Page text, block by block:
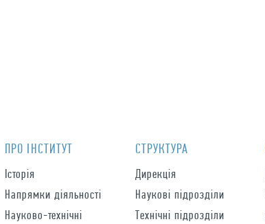
ПРО IНСТИТУТ
Історія
Напрямки діяльності
Науково-технічні
СТРУКТУРА
Дирекція
Наукові підрозділи
Технічні підрозділи